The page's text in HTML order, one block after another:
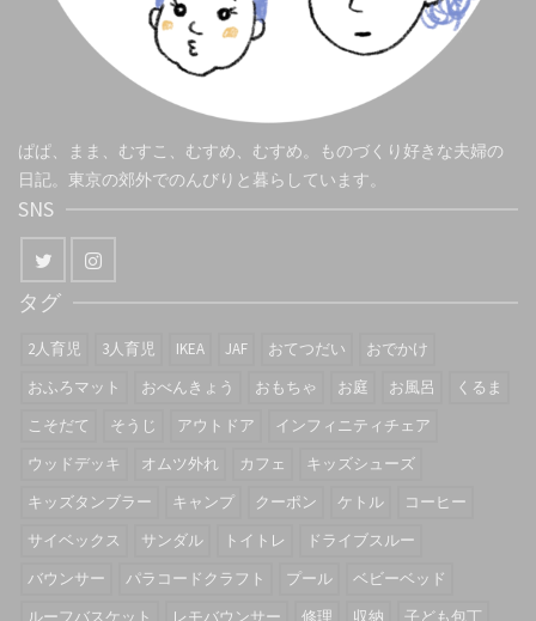
ぱぱ、まま、むすこ、むすめ、むすめ。ものづくり好きな夫婦の
日記。東京の郊外でのんびりと暮らしています。
SNS
タグ
2人育児 3人育児 IKEA JAF おてつだい
おでかけ
おふろマット
おべんきょう おもちゃ お庭 お風呂
くるま
こそだて
そうじ アウトドア
インフィニティチェア
ウッドデッキ
オムツ外れ カフェ
キッズシューズ
キッズタンブラー
キャンプ クーポン ケトル
コーヒー
サイベックス
サンダル トイトレ
ドライブスルー
バウンサー
パラコードクラフト プール
ベビーベッド